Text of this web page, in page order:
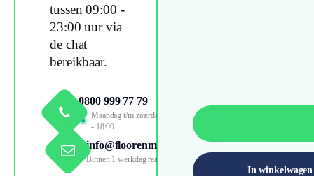
tussen 09:00 -
23:00 uur via
de chat
bereikbaar.
0800 999 77 79
Maandag t/m zaterdag 09:00
- 18:00
info@floorenmore.nl
Binnen 1 werkdag reactie
In winkelwagen